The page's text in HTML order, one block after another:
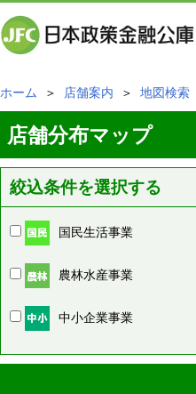
ホーム ＞ 店舗案内 ＞ 地図検索
店舗分布マップ
絞込条件を選択する
国民生活事業
農林水産事業
中小企業事業